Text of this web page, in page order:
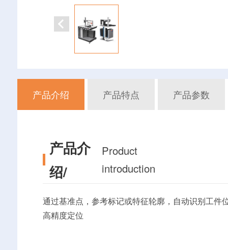
产品介绍 产品特点 产品参数
产品介
绍/
Product
introduction
通过基准点，参考标记或特征轮廓，自动识别工件
高精度定位